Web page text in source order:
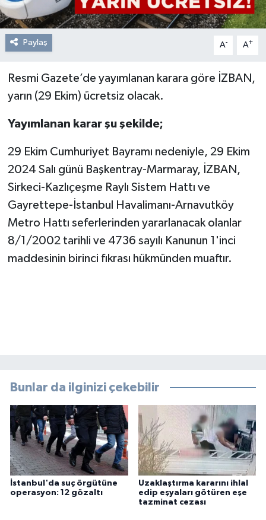
Paylaş A- A+
Resmi Gazete’de yayımlanan karara göre İZBAN,
yarın (29 Ekim) ücretsiz olacak.
Yayımlanan karar şu şekilde;
29 Ekim Cumhuriyet Bayramı nedeniyle, 29 Ekim
2024 Salı günü Başkentray-Marmaray, İZBAN,
Sirkeci-Kazlıçeşme Raylı Sistem Hattı ve
Gayrettepe-İstanbul Havalimanı-Arnavutköy
Metro Hattı seferlerinden yararlanacak olanlar
8/1/2002 tarihli ve 4736 sayılı Kanunun 1'inci
maddesinin birinci fıkrası hükmünden muaftır.
Bunlar da ilginizi çekebilir
İstanbul'da suç örgütüne
operasyon: 12 gözaltı
Uzaklaştırma kararını ihlal
edip eşyaları götüren eşe
tazminat cezası